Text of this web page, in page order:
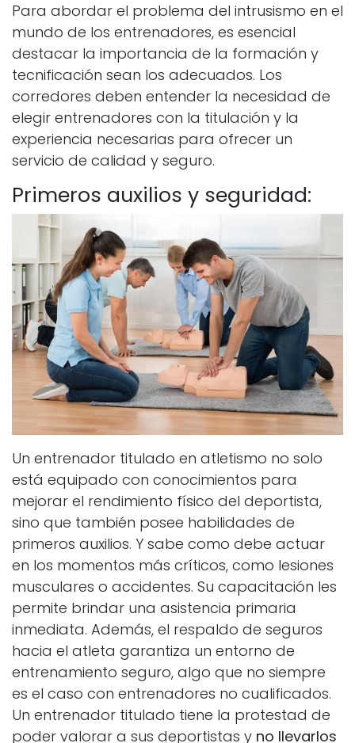
Para abordar el problema del intrusismo en el
mundo de los entrenadores, es esencial
destacar la importancia de la formación y
tecnificación sean los adecuados. Los
corredores deben entender la necesidad de
elegir entrenadores con la titulación y la
experiencia necesarias para ofrecer un
servicio de calidad y seguro.
Primeros auxilios y seguridad:
Un entrenador titulado en atletismo no solo
está equipado con conocimientos para
mejorar el rendimiento físico del deportista,
sino que también posee habilidades de
primeros auxilios. Y sabe como debe actuar
en los momentos más críticos, como lesiones
musculares o accidentes. Su capacitación les
permite brindar una asistencia primaria
inmediata. Además, el respaldo de seguros
hacia el atleta garantiza un entorno de
entrenamiento seguro, algo que no siempre
es el caso con entrenadores no cualificados.
Un entrenador titulado tiene la protestad de
poder valorar a sus deportistas y no llevarlos